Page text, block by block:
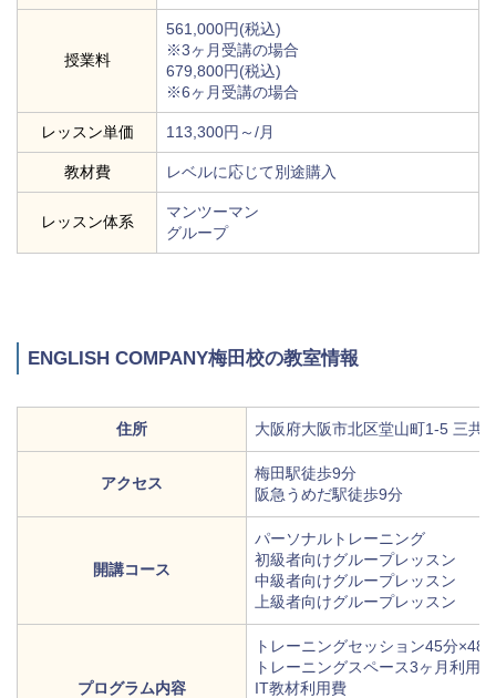
授業料
561,000円(税込)
※3ヶ月受講の場合
679,800円(税込)
※6ヶ月受講の場合
レッスン単価 113,300円～/月
教材費 レベルに応じて別途購入
レッスン体系
マンツーマン
グループ
ENGLISH COMPANY梅田校の教室情報
住所 大阪府大阪市北区堂山町1-5 三共
アクセス
梅田駅徒歩9分
阪急うめだ駅徒歩9分
開講コース
パーソナルトレーニング
初級者向けグループレッスン
中級者向けグループレッスン
上級者向けグループレッスン
プログラム内容
トレーニングセッション45分×48
トレーニングスペース3ヶ月利用
IT教材利用費